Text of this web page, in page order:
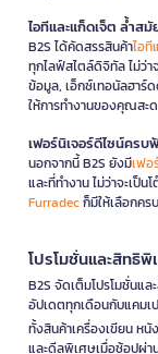
ไอทีและแก็ดเจ็ต ล้ำส
B2S ได้คัดสรรสินค้าไอที
ทุกไลฟ์สไตล์ดิจิทัล ไม่ว่า
ข้อมูล, เอ็กซ์เทอนัลฮาร์
ให้การทำงานของคุณสะ
เฟอร์นิเจอร์ดีไซน์ครบ
นอกจากนี้ B2S ยังมีเฟอ
และที่ทำงาน ไม่ว่าจะเป็
Furradecก็มีให้เลือกคร
โปรโมชั่นและสิทธิพิ
B2S จัดเต็มโปรโมชั่นแ
อัปเดตทุกเดือนกับแคม
ทั้งสินค้าเครื่องเขียน ห
และดีลพิเศษเมื่อช้อปผ่า